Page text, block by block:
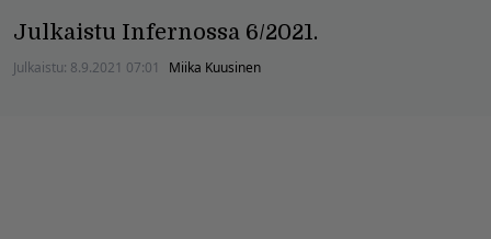
Julkaistu Infernossa 6/2021.
Julkaistu: 8.9.2021 07:01 Miika Kuusinen